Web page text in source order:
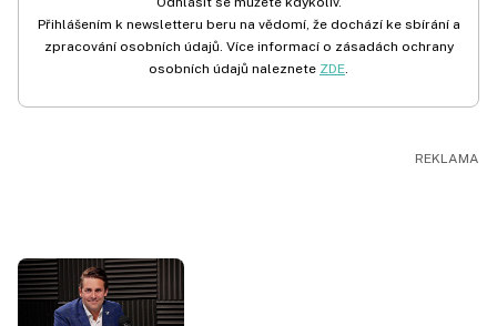
Přihlášením k newsletteru beru na vědomí, že dochází ke sbírání a
zpracování osobních údajů. Více informací o zásadách ochrany
osobních údajů naleznete ZDE.